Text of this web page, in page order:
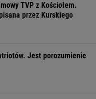
TVP z Kościołem.
przez Kurskiego
Jest porozumienie